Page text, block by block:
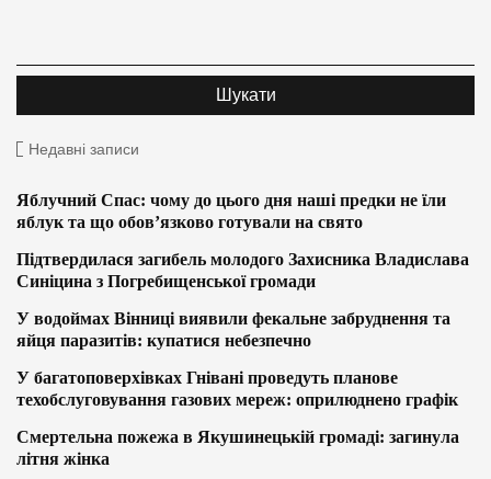
Недавні записи
Яблучний Спас: чому до цього дня наші предки не їли
яблук та що обов’язково готували на свято
Підтвердилася загибель молодого Захисника Владислава
Синіцина з Погребищенської громади
У водоймах Вінниці виявили фекальне забруднення та
яйця паразитів: купатися небезпечно
У багатоповерхівках Гнівані проведуть планове
техобслуговування газових мереж: оприлюднено графік
Смертельна пожежа в Якушинецькій громаді: загинула
літня жінка